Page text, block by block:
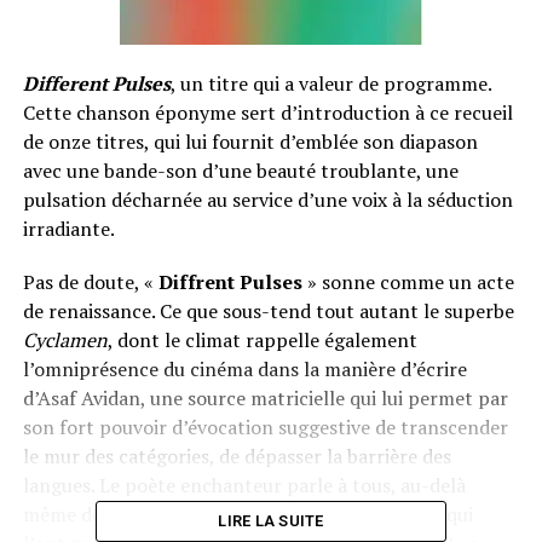
Different Pulses, un titre qui a valeur de programme.
Cette chanson éponyme sert d’introduction à ce recueil
de onze titres, qui lui fournit d’emblée son diapason
avec une bande-son d’une beauté troublante, une
pulsation décharnée au service d’une voix à la séduction
irradiante.
Pas de doute, « Diffrent Pulses» sonne comme un acte
de renaissance. Ce que sous-tend tout autant le superbe
Cyclamen, dont le climat rappelle également
l’omniprésence du cinéma dans la manière d’écrire
d’Asaf Avidan, une source matricielle qui lui permet par
son fort pouvoir d’évocation suggestive de transcender
le mur des catégories, de dépasser la barrière des
même de l’entendement. À l’image de tous ceux qui
LIRE LA SUITE